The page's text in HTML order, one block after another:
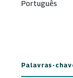
Português
Palavras-